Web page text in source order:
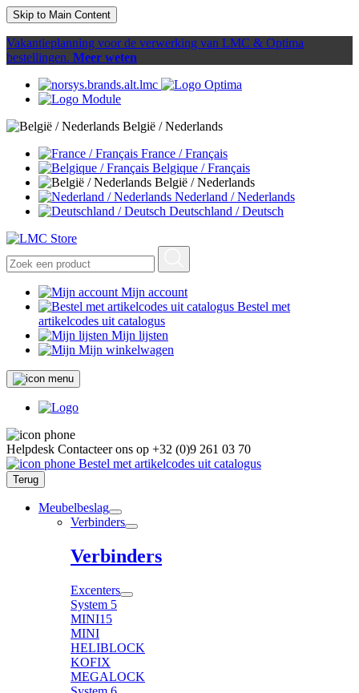
Skip to Main Content
Vakantieplanning voor de verwerking van LMC & Optima
bestellingen. Meer weten
België / Nederlands
France / Français
Belgique / Français
België / Nederlands
Nederland / Nederlands
Deutschland / Deutsch
Mijn account
Bestel met
artikelcodes uit catalogus
Mijn lijsten
Mijn winkelwagen
Helpdesk Contacteer ons op +32 (0)9 261 03 70
Bestel met artikelcodes uit catalogus
Terug
Meubelbeslag
Verbinders
Verbinders
Excenters
System 5
MINI15
MINI
HELIBLOCK
KOFIX
MEGALOCK